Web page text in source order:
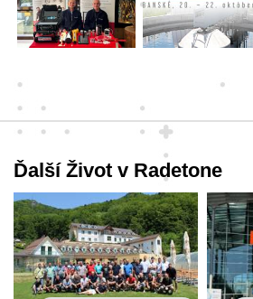
Ďalší Život v Radetone